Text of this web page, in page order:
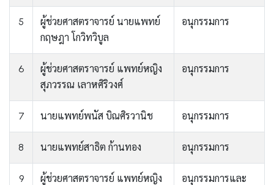
5
ผู้ช่วยศาสตราจารย์ นายแพทย์
กฤษฎา โกวิทวิบูล
อนุกรรมการ
6
ผู้ช่วยศาสตราจารย์ แพทย์หญิง
สุภวรรณ เลาหศิริวงศ์
อนุกรรมการ
7 นายแพทย์พนัส บิณศิรวานิช อนุกรรมการ
8 นายแพทย์สาธิต ก้านทอง อนุกรรมการ
9
ผู้ช่วยศาสตราจารย์ แพทย์หญิง
อนุกรรมการและ